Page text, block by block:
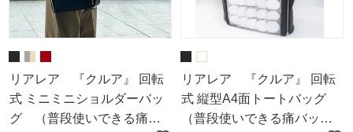
リアレア 『クルア』 回転
式 ミニミニショルダーバッ
グ （普段使いできる痛
リアレア 『クルア』 回転
式 縦型A4面トートバッグ
（普段使いできる痛バッ